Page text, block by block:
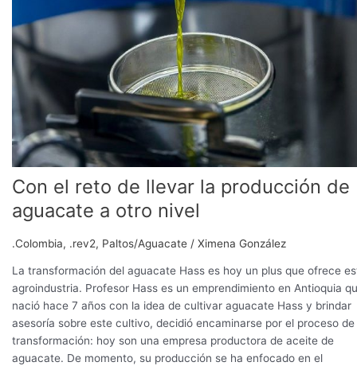
Con el reto de llevar la producción de
aguacate a otro nivel
.Colombia, .rev2, Paltos/Aguacate / Ximena González
La transformación del aguacate Hass es hoy un plus que ofrece
agroindustria. Profesor Hass es un emprendimiento en Antioquia
nació hace 7 años con la idea de cultivar aguacate Hass y brindar
asesoría sobre este cultivo, decidió encaminarse por el proceso de
transformación: hoy son una empresa productora de aceite de
aguacate. De momento, su producción se ha enfocado en el